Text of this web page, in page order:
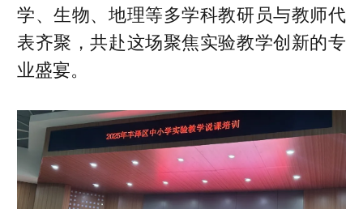
学、生物、地理等多学科教研员与教师代
表齐聚，共赴这场聚焦实验教学创新的专
业盛宴。